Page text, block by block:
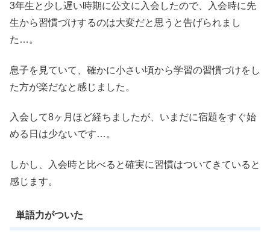
3年生と少し遅い時期に公文に入会したので、入会時に先
生から習慣づけするのは大変だと思うと告げられまし
た…。
息子を見ていて、確かに小さい頃から学習の習慣づけをし
た方が楽だなと感じました。
入会して8ヶ月ほど経ちましたが、いまだに宿題をすぐ始
める日は少ないです…。
しかし、入会時と比べると確実に習慣はついてきていると
感じます。
単語力がついた